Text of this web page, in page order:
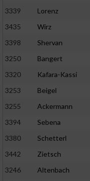
3339
Lorenz
3435
Wirz
3398
Shervan
3250
Bangert
3320
Kafara-Kassi
3253
Beigel
3255
Ackermann
3394
Sebena
3380
Schetterl
3442
Zietsch
3246
Altenbach